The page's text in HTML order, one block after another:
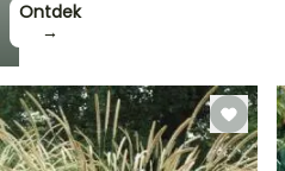
Ontdek
→